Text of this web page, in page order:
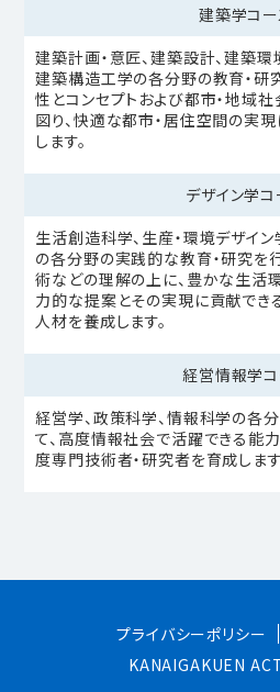
建築学コー
建築計画・意匠、建築設計、建築環
建築構造工学の各分野の教育・研
性とコンセプトおよび都市・地域
図り、快適な都市・居住空間の実
します。
デザイン学コ
生活創造科学、生産・環境デザイン
の各分野の実践的な教育・研究を行
術などの理解の上に、豊かな生活
力的な提案とその実現に貢献でき
人材を養成します。
経営情報学
経営学、政策科学、情報科学の各
て、高度情報社会で活躍できる能
度専門技術者・研究者を育成します
プライバシーポリシー
KANAIGAKUEN